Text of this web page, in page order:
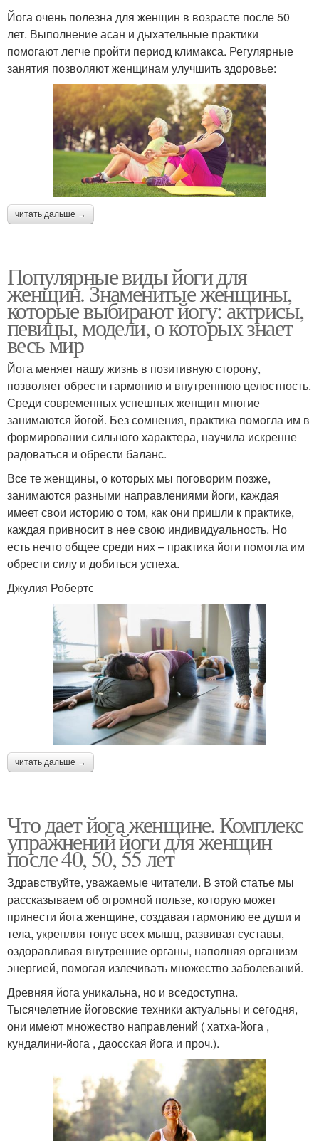
Йога очень полезна для женщин в возрасте после 50
лет. Выполнение асан и дыхательные практики
помогают легче пройти период климакса. Регулярные
занятия позволяют женщинам улучшить здоровье:
читать дальше →
Популярные виды йоги для
женщин. Знаменитые женщины,
которые выбирают йогу: актрисы,
певицы, модели, о которых знает
весь мир
Йога меняет нашу жизнь в позитивную сторону,
позволяет обрести гармонию и внутреннюю целостность.
Среди современных успешных женщин многие
занимаются йогой. Без сомнения, практика помогла им в
формировании сильного характера, научила искренне
радоваться и обрести баланс.
Все те женщины, о которых мы поговорим позже,
занимаются разными направлениями йоги, каждая
имеет свои историю о том, как они пришли к практике,
каждая привносит в нее свою индивидуальность. Но
есть нечто общее среди них – практика йоги помогла им
обрести силу и добиться успеха.
Джулия Робертс
читать дальше →
Что дает йога женщине. Комплекс
упражнений йоги для женщин
после 40, 50, 55 лет
Здравствуйте, уважаемые читатели. В этой статье мы
рассказываем об огромной пользе, которую может
принести йога женщине, создавая гармонию ее души и
тела, укрепляя тонус всех мышц, развивая суставы,
оздоравливая внутренние органы, наполняя организм
энергией, помогая излечивать множество заболеваний.
Древняя йога уникальна, но и вседоступна.
Тысячелетние йоговские техники актуальны и сегодня,
они имеют множество направлений ( хатха-йога ,
кундалини-йога , даосская йога и проч.).